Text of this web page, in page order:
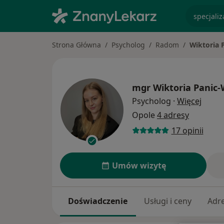
Strona Główna Psycholog Radom Wiktoria
mgr Wiktoria Panic-
Psycholog · Więcej
Opole 4 adresy
17 opinii
Umów wizytę
Doświadczenie Usługi i ceny